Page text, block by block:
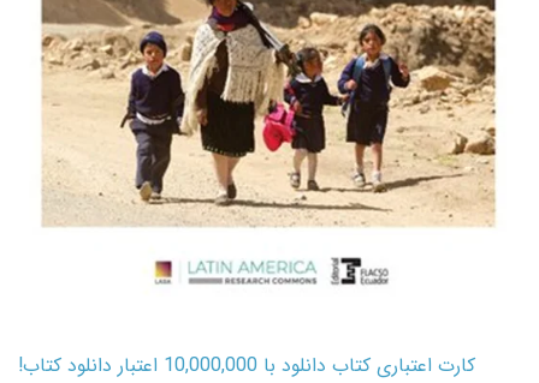
کارت اعتباری کتاب دانلود با 10,000,000 اعتبار دانلود کتاب!